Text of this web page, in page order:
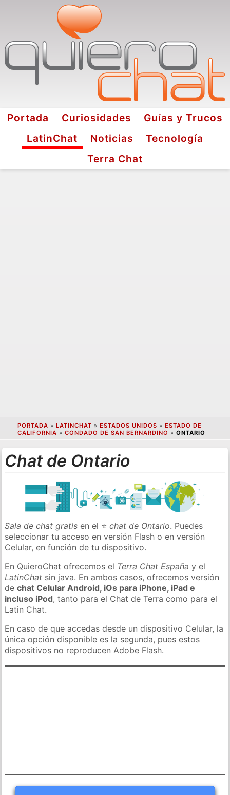
Portada Curiosidades
Guías y Trucos
LatinChat
Noticias
Tecnología
Terra Chat
PORTADA » LATINCHAT » ESTADOS UNIDOS » ESTADO DE
CALIFORNIA » CONDADO DE SAN BERNARDINO » ONTARIO
Chat de Ontario
Sala de chat gratis en el ⭐chat de Ontario. Puedes
seleccionar tu acceso en versión Flash o en versión
Celular, en función de tu dispositivo.
En QuieroChat ofrecemos el Terra Chat España y el
LatinChat sin java. En ambos casos, ofrecemos versión
dechat Celular Android, iOs para iPhone, iPad e
incluso iPod, tanto para el Chat de Terra como para el
Latin Chat.
En caso de que accedas desde un dispositivo Celular, la
única opción disponible es la segunda, pues estos
dispositivos no reproducen Adobe Flash.